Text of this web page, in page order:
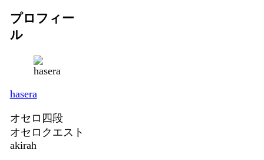
プロフィー
ル
hasera
オセロ四段
オセロクエスト
akirah